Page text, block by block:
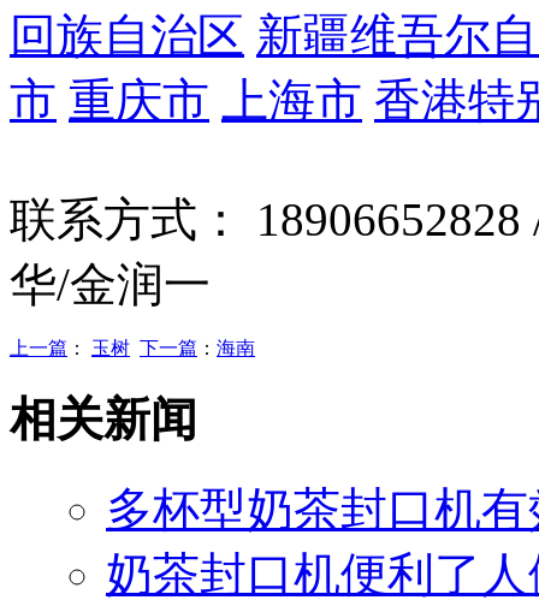
回族自治区 新疆维吾尔
市 重庆市 上海市 香港特
联系方式：
华/金润一
上一篇 ： 玉树 下一篇 ： 海南
相关新闻
多杯型奶茶封口机
奶茶封口机便利了